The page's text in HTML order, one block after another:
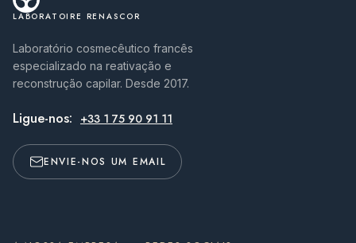
LABORATOIRE RENASCOR
Laboratório cosmecêutico francês
especializado na reativação e
reconstrução capilar. Desde 2017.
Ligue-nos: +33 1 75 90 91 11
ENVIE-NOS UM EMAIL